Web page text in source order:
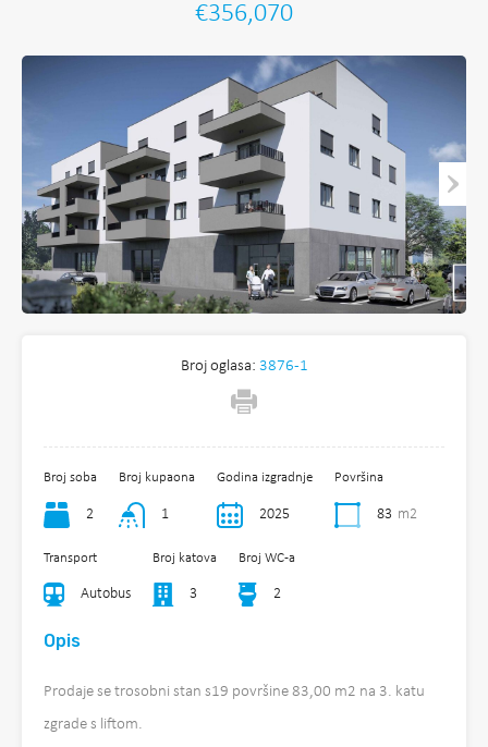
€356,070
Broj oglasa: 3876-1
Broj soba
2
Broj kupaona
1
Godina izgradnje
2025
Površina
83 m2
Transport
Autobus
Broj katova
3
Broj WC-a
2
Opis
Prodaje se trosobni stan s19 površine 83,00 m2 na 3. katu
zgrade s liftom.